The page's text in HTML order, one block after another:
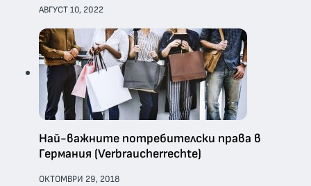
АВГУСТ 10, 2022
Най-важните потребителски права в
Германия (Verbraucherrechte)
ОКТОМВРИ 29, 2018